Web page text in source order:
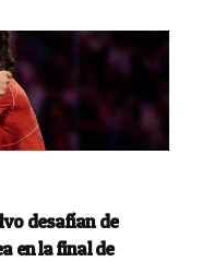
desafían de
en la final de